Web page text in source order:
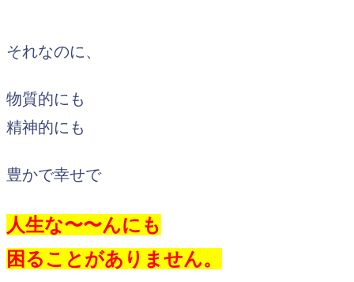
それなのに、
物質的にも
精神的にも
豊かで幸せで
人生な〜〜んにも
困ることがありません。